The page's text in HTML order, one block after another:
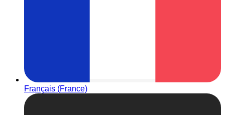
Français (France)